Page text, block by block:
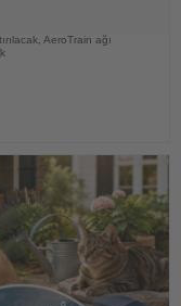
AeroTrain ağı